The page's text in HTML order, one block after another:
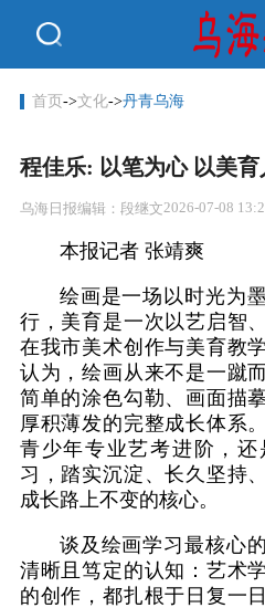
首页->文化->丹青乌海
程佳乐: 以笔为心 以美育
乌海日报编辑：段继文2026-07-08
本报记者 张靖爽
绘画是一场以时光为
行，美育是一次以艺启智
在我市美术创作与美育教
认为，绘画从来不是一蹴
简单的涂色勾勒、画面描
厚积薄发的完整成长体系
青少年专业艺考进阶，
习，踏实沉淀、长久坚持
成长路上不变的核心。
谈及绘画学习最核心
清晰且笃定的认知：艺术
的创作，都扎根于日复一